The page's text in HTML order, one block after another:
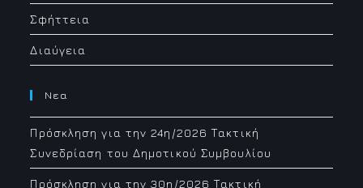
Σφήττεια
Διαύγεια
Νεα
Πρόσκληση για την 24η/2026 Τακτική
Συνεδρίαση του Δημοτικού Συμβουλίου
Πρόσκληση για την 30η/2026 Τακτική